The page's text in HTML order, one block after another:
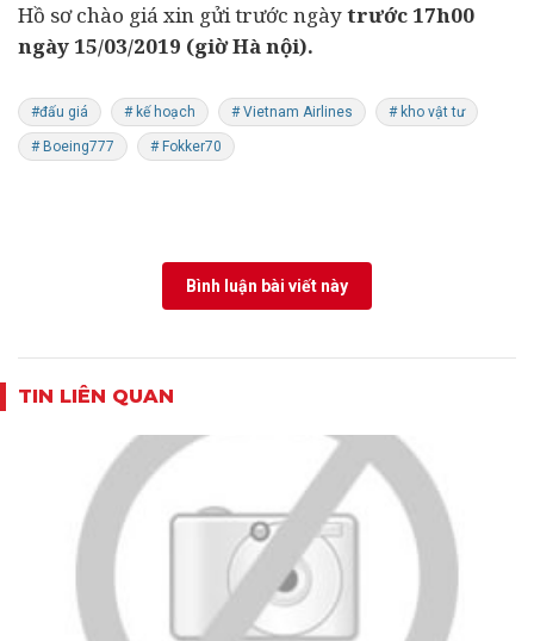
Hồ sơ chào giá xin gửi trước ngàytrước 17h00
ngày 15/03/2019 (giờ Hà nội).
#đấu giá # kế hoạch # Vietnam Airlines # kho vật tư
# Boeing777 # Fokker70
Bình luận bài viết này
TIN LIÊN QUAN